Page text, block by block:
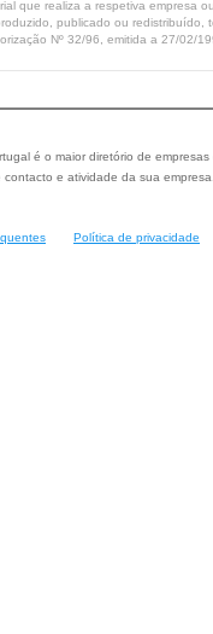
que realiza a respetiva empresa
publicado ou
Nº 32/96, emitida a 27/02/
é o maior diretório de
contacto e atividade da sua
Política de privacidade